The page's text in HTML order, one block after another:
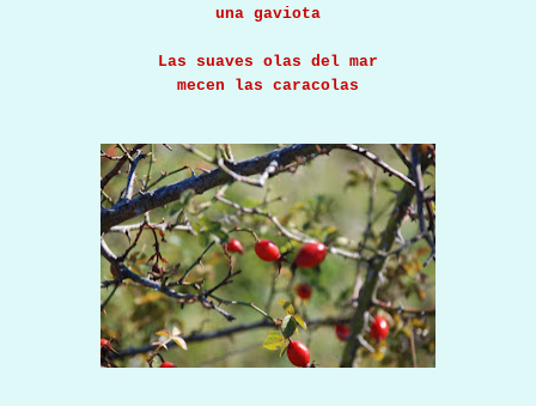
una gaviota
Las suaves olas del mar
mecen las caracolas